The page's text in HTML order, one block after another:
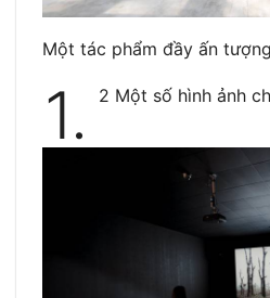
Một tác phẩm đầy ấn
1. 2 Một số hình ảnh